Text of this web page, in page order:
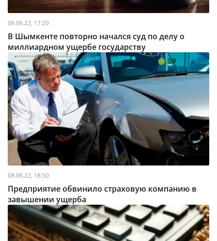
09.06.22, 17:20
В Шымкенте повторно начался суд по делу о
миллиардном ущербе государству
08.06.22, 18:50
Предприятие обвинило страховую компанию в
завышении ущерба